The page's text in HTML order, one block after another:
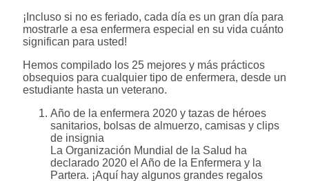
¡Incluso si no es feriado, cada día es un gran día para
mostrarle a esa enfermera especial en su vida cuánto
significan para usted!
Hemos compilado los 25 mejores y más prácticos
obsequios para cualquier tipo de enfermera, desde un
estudiante hasta un veterano.
Año de la enfermera 2020 y tazas de héroes
sanitarios, bolsas de almuerzo, camisas y clips
de insignia
La Organización Mundial de la Salud ha
declarado 2020 el Año de la Enfermera y la
Partera. ¡Aquí hay algunos grandes regalos